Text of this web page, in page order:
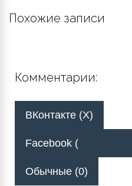
Похожие записи
Комментарии:
ВКонтакте (X)
Facebook (
Обычные (0)